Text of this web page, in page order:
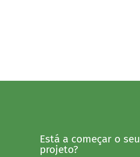
Está a começar o seu
projeto?